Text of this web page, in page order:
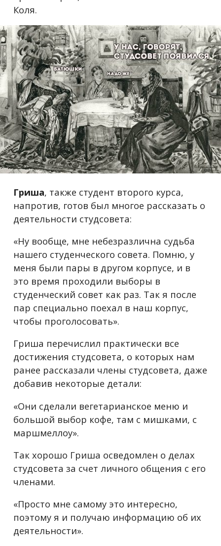
Коля.
Гриша, также студент второго курса,
напротив, готов был многое рассказать о
деятельности студсовета:
«Ну вообще, мне небезразлична судьба
нашего студенческого совета. Помню, у
меня были пары в другом корпусе, и в
это время проходили выборы в
студенческий совет как раз. Так я после
пар специально поехал в наш корпус,
чтобы проголосовать».
Гриша перечислил практически все
достижения студсовета, о которых нам
ранее рассказали члены студсовета, даже
добавив некоторые детали:
«Они сделали вегетарианское меню и
большой выбор кофе, там с мишками, с
маршмеллоу».
Так хорошо Гриша осведомлен о делах
студсовета за счет личного общения с его
членами.
«Просто мне самому это интересно,
поэтому я и получаю информацию об их
деятельности».